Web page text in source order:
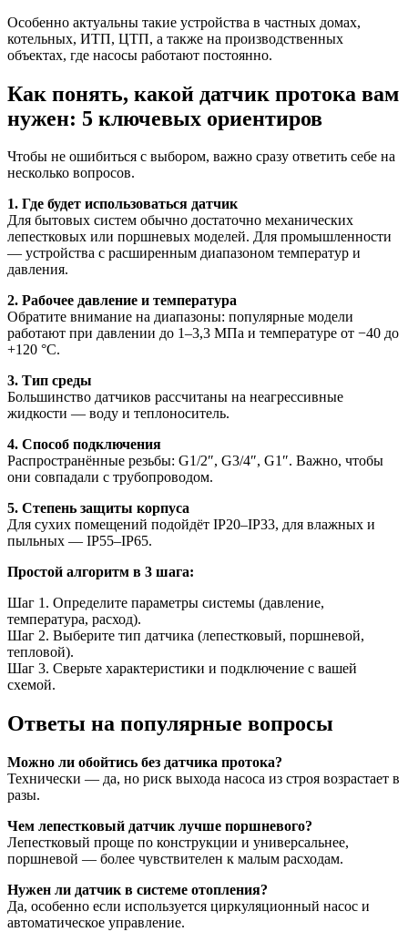
Особенно актуальны такие устройства в частных домах,
котельных, ИТП, ЦТП, а также на производственных
объектах, где насосы работают постоянно.
Как понять, какой датчик протока вам
нужен: 5 ключевых ориентиров
Чтобы не ошибиться с выбором, важно сразу ответить себе на
несколько вопросов.
1. Где будет использоваться датчик
Для бытовых систем обычно достаточно механических
лепестковых или поршневых моделей. Для промышленности
— устройства с расширенным диапазоном температур и
давления.
2. Рабочее давление и температура
Обратите внимание на диапазоны: популярные модели
работают при давлении до 1–3,3 МПа и температуре от −40 до
+120 °C.
3. Тип среды
Большинство датчиков рассчитаны на неагрессивные
жидкости — воду и теплоноситель.
4. Способ подключения
Распространённые резьбы: G1/2″, G3/4″, G1″. Важно, чтобы
они совпадали с трубопроводом.
5. Степень защиты корпуса
Для сухих помещений подойдёт IP20–IP33, для влажных и
пыльных — IP55–IP65.
Простой алгоритм в 3 шага:
Шаг 1. Определите параметры системы (давление,
температура, расход).
Шаг 2. Выберите тип датчика (лепестковый, поршневой,
тепловой).
Шаг 3. Сверьте характеристики и подключение с вашей
схемой.
Ответы на популярные вопросы
Можно ли обойтись без датчика протока?
Технически — да, но риск выхода насоса из строя возрастает в
разы.
Чем лепестковый датчик лучше поршневого?
Лепестковый проще по конструкции и универсальнее,
поршневой — более чувствителен к малым расходам.
Нужен ли датчик в системе отопления?
Да, особенно если используется циркуляционный насос и
автоматическое управление.